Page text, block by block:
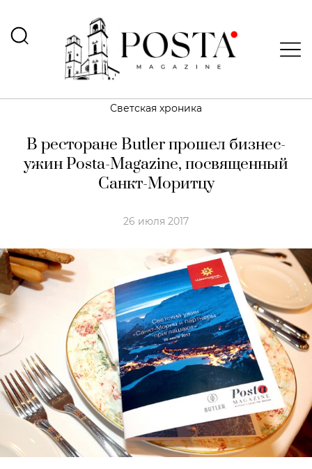
Светская хроника
В ресторане Butler прошел бизнес-
ужин Posta-Magazine, посвященный
Санкт-Моритцу
26 июля 2017